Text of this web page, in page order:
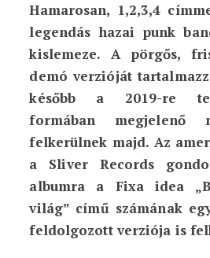
1, 2, 3, 4 – jön az új
Hamarosan, 1,2,3,4
legendás hazai punk
kislemeze. A pörgős,
demó verzióját
később a 2019-re
formában megjelenő
felkerülnek majd. Az
a Sliver Records
albumra a Fixa idea
világ” című számának
feldolgozott verziója is